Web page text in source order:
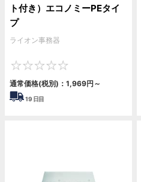
ト付き）エコノミーPEタイ
プ
ライオン事務器
通常価格(税別)： 1,969円 ～
19 日目